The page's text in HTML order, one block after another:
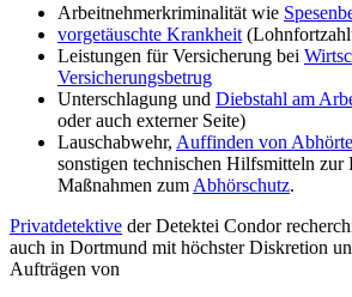
Arbeitnehmerkriminalität wie
vorgetäuschte Krankheit
Leistungen für Versicherung bei
Versicherungsbetrug
Unterschlagung und Diebstahl am
oder auch externer Seite)
Lauschabwehr, Auffinden von
sonstigen technischen Hilfsmitteln zur
Maßnahmen zum Abhörschutz.
Privatdetektive der Detektei Condor
auch in Dortmund mit höchster Diskretion
Aufträgen von